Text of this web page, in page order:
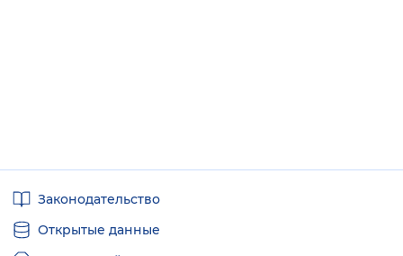
ссылкиЗаконодательство
Открытые данные